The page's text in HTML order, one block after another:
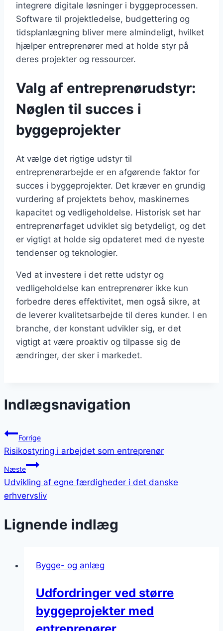
integrere digitale løsninger i byggeprocessen.
Software til projektledelse, budgettering og
tidsplanlægning bliver mere almindeligt, hvilket
hjælper entreprenører med at holde styr på
deres projekter og ressourcer.
Valg af entreprenørudstyr:
Nøglen til succes i
byggeprojekter
At vælge det rigtige udstyr til
entreprenørarbejde er en afgørende faktor for
succes i byggeprojekter. Det kræver en grundig
vurdering af projektets behov, maskinernes
kapacitet og vedligeholdelse. Historisk set har
entreprenørfaget udviklet sig betydeligt, og det
er vigtigt at holde sig opdateret med de nyeste
tendenser og teknologier.
Ved at investere i det rette udstyr og
vedligeholdelse kan entreprenører ikke kun
forbedre deres effektivitet, men også sikre, at
de leverer kvalitetsarbejde til deres kunder. I en
branche, der konstant udvikler sig, er det
vigtigt at være proaktiv og tilpasse sig de
ændringer, der sker i markedet.
Indlægsnavigation
Forrige
Risikostyring i arbejdet som entreprenør
Næste
Udvikling af egne færdigheder i det danske
erhvervsliv
Lignende indlæg
Bygge- og anlæg
Udfordringer ved større
byggeprojekter med